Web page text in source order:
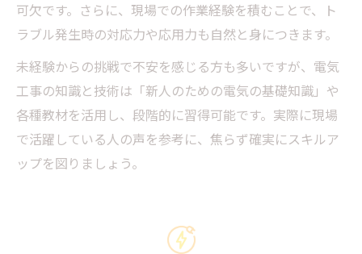
可欠です。さらに、現場での作業経験を積むことで、ト
ラブル発生時の対応力や応用力も自然と身につきます。
未経験からの挑戦で不安を感じる方も多いですが、電気
工事の知識と技術は「新人のための電気の基礎知識」や
各種教材を活用し、段階的に習得可能です。実際に現場
で活躍している人の声を参考に、焦らず確実にスキルア
ップを図りましょう。